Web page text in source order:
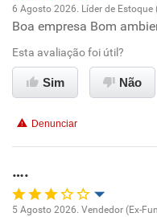
Oportunidade de
Ambiente de trabalho
Benefícios
Recomenda esta
6 Agosto 2026. Líder de
Boa empresa Bom
Esta avaliação foi útil?
Sim Não
Denunciar
….
5 Agosto 2026. Vendedor (Ex-